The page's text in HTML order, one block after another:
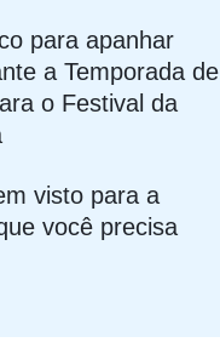
para apanhar
a Temporada de
o Festival da
visto para a
você precisa